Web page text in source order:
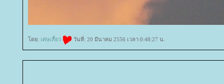
ดย: เศษเสี้ยว วันที่: 20 มีนาคม 2556 เวลา:0:48:27 น.